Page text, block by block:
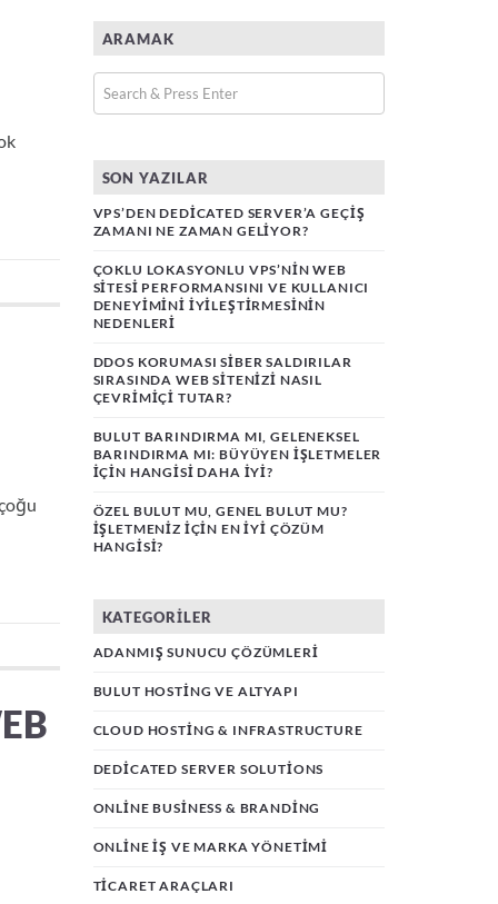
ARAMAK
SON YAZILAR
VPS’DEN DEDICATED SERVER’A GEÇIŞ
ZAMANI NE ZAMAN GELIYOR?
ÇOKLU LOKASYONLU VPS’NIN WEB
SITESI PERFORMANSINI VE KULLANICI
DENEYIMINI İYILEŞTIRMESININ
NEDENLERI
DDOS KORUMASI SIBER SALDIRILAR
SIRASINDA WEB SITENIZI NASIL
ÇEVRIMIÇI TUTAR?
BULUT BARINDIRMA MI, GELENEKSEL
BARINDIRMA MI: BÜYÜYEN İŞLETMELER
İÇIN HANGISI DAHA İYI?
ÖZEL BULUT MU, GENEL BULUT MU?
İŞLETMENIZ İÇIN EN İYI ÇÖZÜM
HANGISI?
KATEGORILER
ADANMIŞ SUNUCU ÇÖZÜMLERI
BULUT HOSTING VE ALTYAPI
CLOUD HOSTING & INFRASTRUCTURE
DEDICATED SERVER SOLUTIONS
ONLINE BUSINESS & BRANDING
ONLINE İŞ VE MARKA YÖNETIMI
TICARET ARAÇLARI